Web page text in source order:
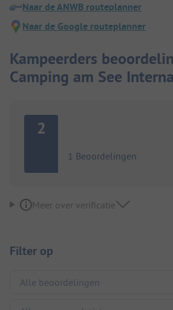
Naar de ANWB routeplanner
Naar de Google routeplanner
Kampeerders
Camping am See
2
1 Beoordelingen
Meer over verificatie
Filter op